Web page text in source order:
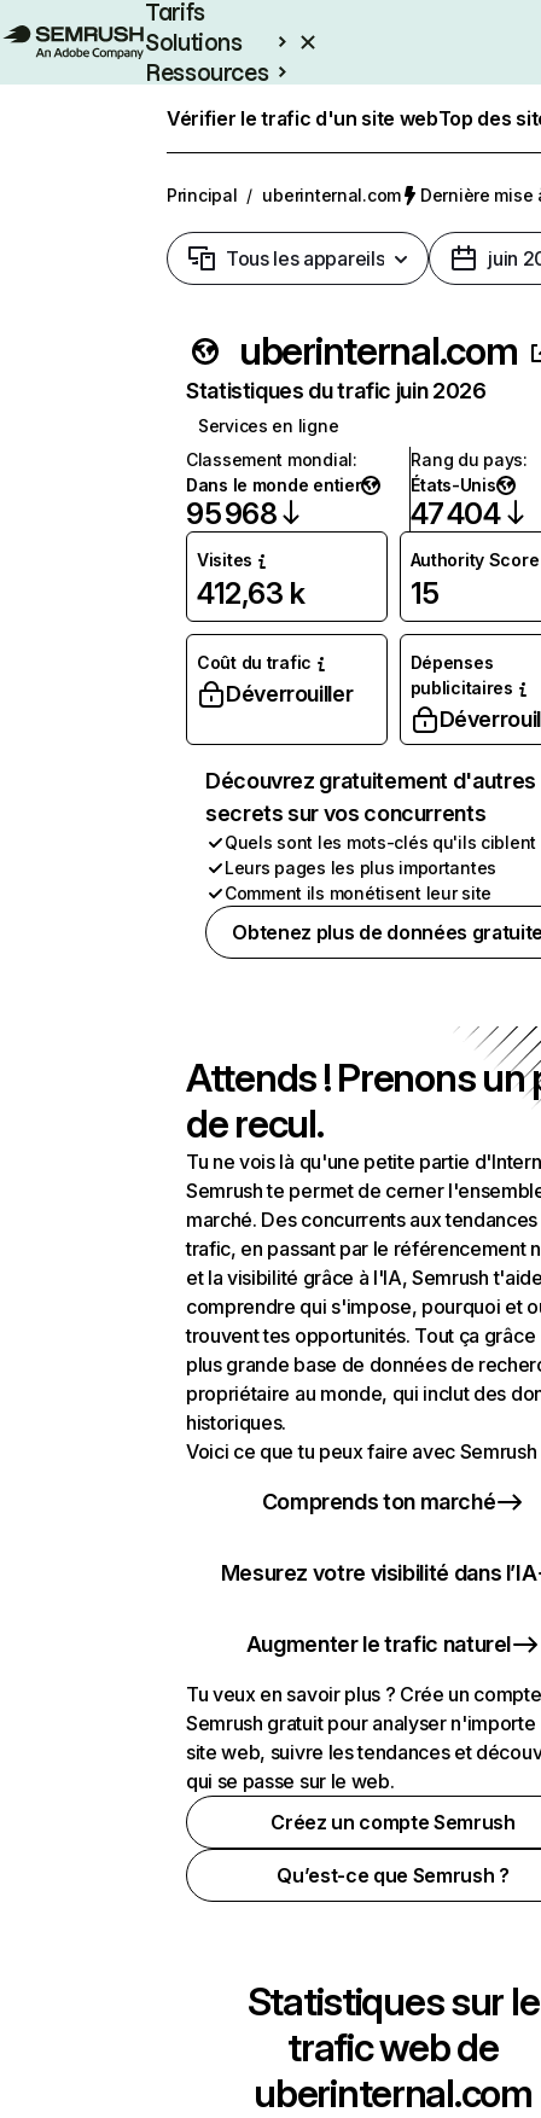
Tarifs
Solutions
Ressources
Vérifier le trafic d'un site webTop des
Principal / uberinternal.com Dernière mise
Tous les appareils juin
uberinternal.com
Statistiques du trafic juin 2026
Services en ligne
Classement mondial:
Dans le monde entier
95 968
Rang du pays:
États-Unis
47 404
Visites
412,63 k
Authority Score
15
Coût du trafic
Déverrouiller
Dépenses
publicitaires
Découvrez gratuitement d'autres
secrets sur vos concurrents
Quels sont les mots-clés qu'ils ciblent
Leurs pages les plus importantes
Comment ils monétisent leur site
Obtenez plus de données
Attends ! Prenons un
de recul.
Tu ne vois là qu'une petite partie
Semrush te permet de cerner
marché. Des concurrents aux
trafic, en passant par le référencement
et la visibilité grâce à l'IA, Semrush
comprendre qui s'impose, pourquoi et
trouvent tes opportunités. Tout ça grâce
plus grande base de données de
propriétaire au monde, qui inclut des
historiques.
Voici ce que tu peux faire avec Semrush
Comprends ton marché
Mesurez votre visibilité dans l’IA
Augmenter le trafic naturel
Tu veux en savoir plus ? Crée un compte
Semrush gratuit pour analyser n'importe
site web, suivre les tendances et
qui se passe sur le web.
Créez un compte Semrush
Qu’est-ce que Semrush ?
Statistiques sur le
trafic web de
uberinternal.com